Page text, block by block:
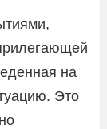
на
Это